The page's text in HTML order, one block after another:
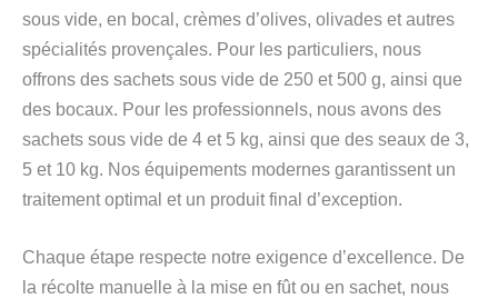
sous vide, en bocal, crèmes d’olives, olivades et autres
spécialités provençales. Pour les particuliers, nous
offrons des sachets sous vide de 250 et 500 g, ainsi que
des bocaux. Pour les professionnels, nous avons des
sachets sous vide de 4 et 5 kg, ainsi que des seaux de 3,
5 et 10 kg. Nos équipements modernes garantissent un
traitement optimal et un produit final d’exception.
Chaque étape respecte notre exigence d’excellence. De
la récolte manuelle à la mise en fût ou en sachet, nous